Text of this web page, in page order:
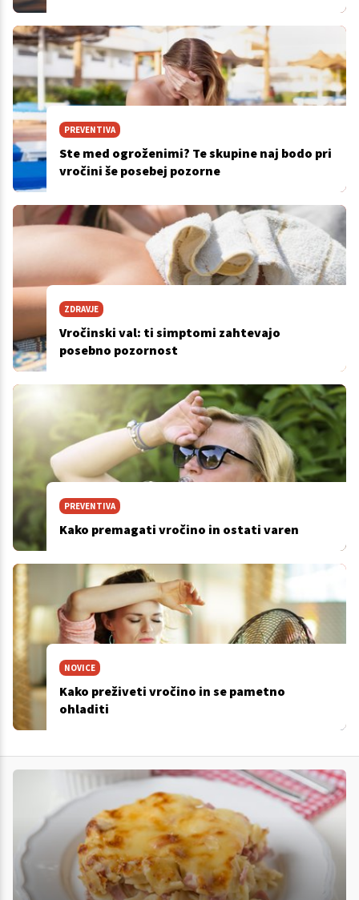
PREVENTIVA
Ste med ogroženimi? Te skupine naj bodo pri
vročini še posebej pozorne
ZDRAVJE
Vročinski val: ti simptomi zahtevajo
posebno pozornost
PREVENTIVA
Kako premagati vročino in ostati varen
NOVICE
Kako preživeti vročino in se pametno
ohladiti